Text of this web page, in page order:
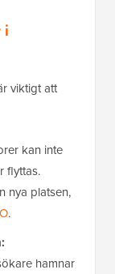
i
viktigt att
kan inte
flyttas.
nya platsen,
.
hamnar